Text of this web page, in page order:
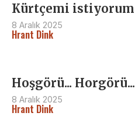
Kürtçemi istiyorum
8 Aralık 2025
Hrant Dink
Hoşgörü... Horgörü...
8 Aralık 2025
Hrant Dink